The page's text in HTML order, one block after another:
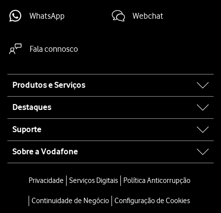
WhatsApp Webchat
Fala connosco
map
Produtos e Serviços
Destaques
Suporte
Sobre a Vodafone
Privacidade Serviços Digitais Política Anticorrupção
Continuidade de Negócio Configuração de Cookies